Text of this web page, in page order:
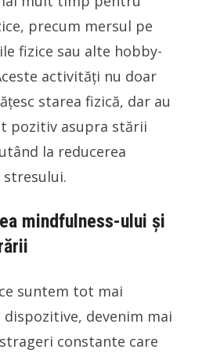
precum mersul pe
fizice sau alte hobby-
activități nu doar
starea fizică, dar au
pozitiv asupra stării
la reducerea
mindfulness-ului și
suntem tot mai
dispozitive, devenim mai
constante care